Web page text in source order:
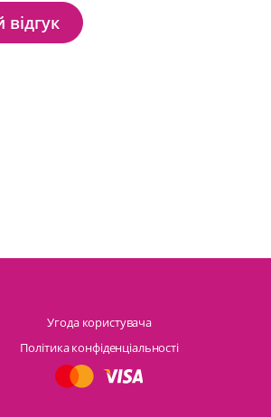
Угода користувача
Політика конфіденціальності